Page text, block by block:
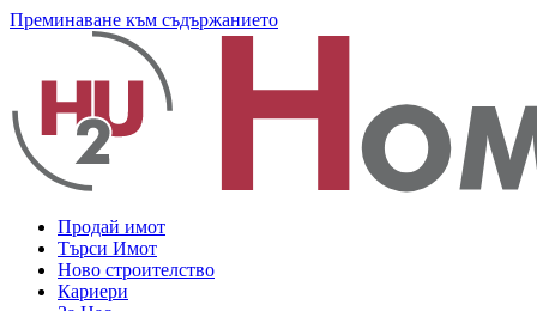
Преминаване към съдържанието
Продай имот
Търси Имот
Ново строителство
Кариери